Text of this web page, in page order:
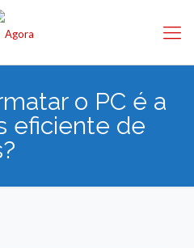
o PC é a
eficiente de